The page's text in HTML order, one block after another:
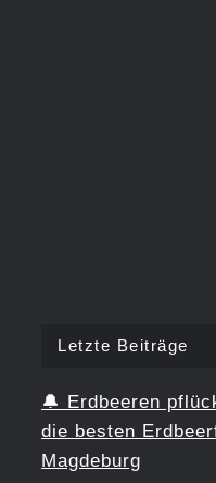
Letzte Beiträge
🔔 Erdbeeren
die besten
Magdeburg